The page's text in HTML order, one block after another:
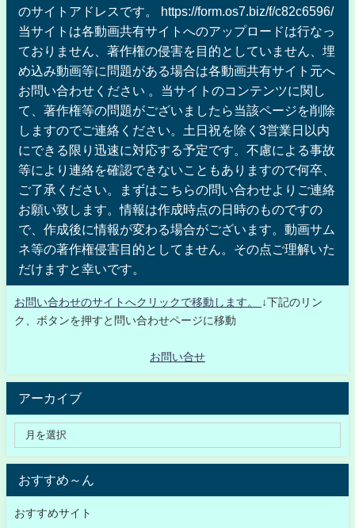
のサイトアドレスです。 https://form.os7.biz/f/c82c6596/
当サイトは各動画共有サイトへのアップロードは行なっ
ておりません、著作権の侵害を目的としていません、埋
め込み動画等に問題がある場合は各動画共有サイト元へ
お問い合わせください 。当サイトのコンテンツに関し
て、著作権等の問題がございましたら当該ページを削除
しますのでご連絡ください。土日祝を除く3営業日以内
にできる限り迅速に対応する予定です。不慮による事故
等により連絡を確認できないこともありますので何卒、
ご了承ください。まずはこちらの問い合わせよりご連絡
お願い致します。情報は作成時点の日時のものですの
で、作成後に情報が変わる場合がございます。動画サム
ネ等の著作権侵害目的としてません。その点ご理解いた
だけますと幸いです。
お問い合わせのサイトへクリックで移動します。
↓下記のリン
ク、ボタンを押すと問い合わせページに移動
お問い合せ
アーカイブ
おすすめ～ん
おすすめサイト